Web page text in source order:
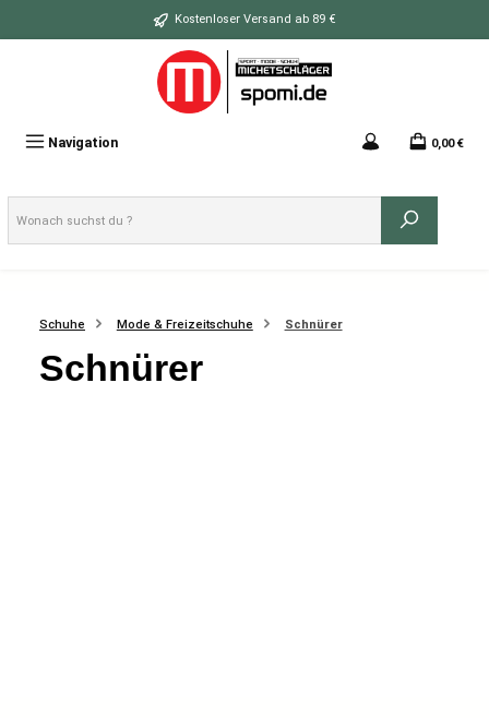
Zum Hauptinhalt springen Kostenloser Versand ab 89 €
Navigation 0,00 €
Schuhe Mode & Freizeitschuhe Schnürer
Schnürer